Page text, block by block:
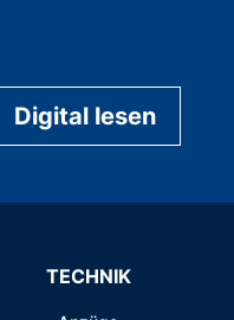
Digital lesen
TECHNIK